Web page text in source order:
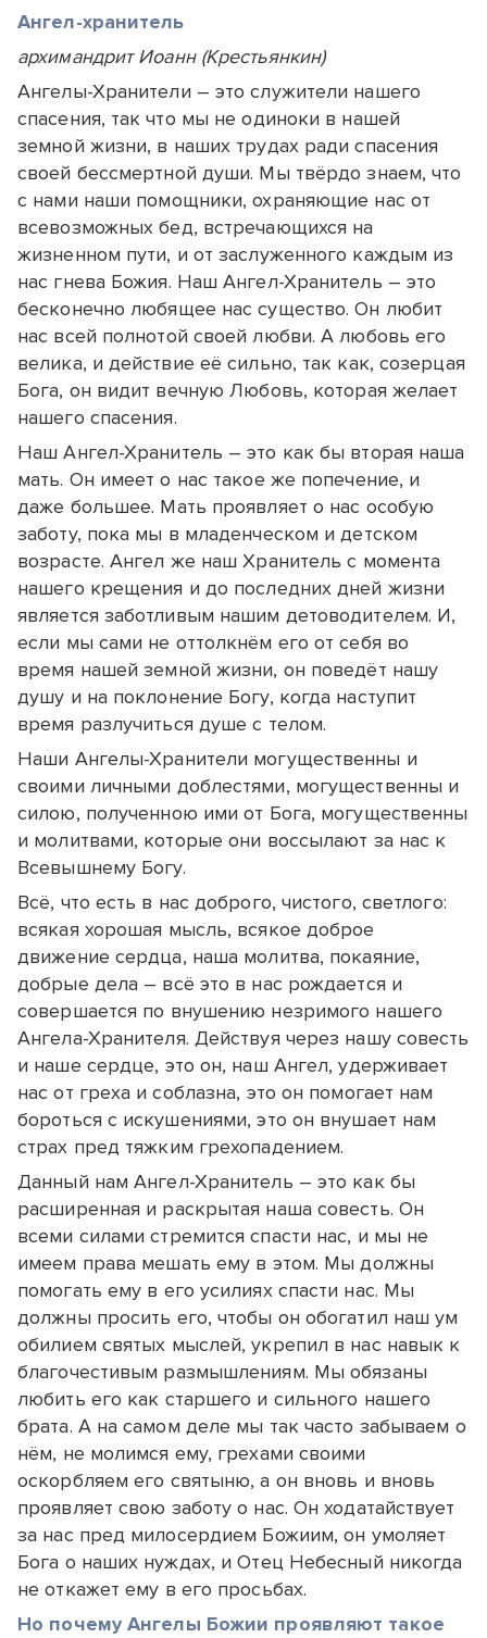
Ангел-хранитель
архимандрит Иоанн (Крестьянкин)
Ангелы-Хранители – это служители нашего
спасения, так что мы не одиноки в нашей
земной жизни, в наших трудах ради спасения
своей бессмертной души. Мы твёрдо знаем, что
с нами наши помощники, охраняющие нас от
всевозможных бед, встречающихся на
жизненном пути, и от заслуженного каждым из
нас гнева Божия. Наш Ангел-Хранитель – это
бесконечно любящее нас существо. Он любит
нас всей полнотой своей любви. А любовь его
велика, и действие её сильно, так как, созерцая
Бога, он видит вечную Любовь, которая желает
нашего спасения.
Наш Ангел-Хранитель – это как бы вторая наша
мать. Он имеет о нас такое же попечение, и
даже большее. Мать проявляет о нас особую
заботу, пока мы в младенческом и детском
возрасте. Ангел же наш Хранитель с момента
нашего крещения и до последних дней жизни
является заботливым нашим детоводителем. И,
если мы сами не оттолкнём его от себя во
время нашей земной жизни, он поведёт нашу
душу и на поклонение Богу, когда наступит
время разлучиться душе с телом.
Наши Ангелы-Хранители могущественны и
своими личными доблестями, могущественны и
силою, полученною ими от Бога, могущественны
и молитвами, которые они воссылают за нас к
Всевышнему Богу.
Всё, что есть в нас доброго, чистого, светлого:
всякая хорошая мысль, всякое доброе
движение сердца, наша молитва, покаяние,
добрые дела – всё это в нас рождается и
совершается по внушению незримого нашего
Ангела-Хранителя. Действуя через нашу совесть
и наше сердце, это он, наш Ангел, удерживает
нас от греха и соблазна, это он помогает нам
бороться с искушениями, это он внушает нам
страх пред тяжким грехопадением.
Данный нам Ангел-Хранитель – это как бы
расширенная и раскрытая наша совесть. Он
всеми силами стремится спасти нас, и мы не
имеем права мешать ему в этом. Мы должны
помогать ему в его усилиях спасти нас. Мы
должны просить его, чтобы он обогатил наш ум
обилием святых мыслей, укрепил в нас навык к
благочестивым размышлениям. Мы обязаны
любить его как старшего и сильного нашего
брата. А на самом деле мы так часто забываем о
нём, не молимся ему, грехами своими
оскорбляем его святыню, а он вновь и вновь
проявляет свою заботу о нас. Он ходатайствует
за нас пред милосердием Божиим, он умоляет
Бога о наших нуждах, и Отец Небесный никогда
не откажет ему в его просьбах.
Но почему Ангелы Божии проявляют такое